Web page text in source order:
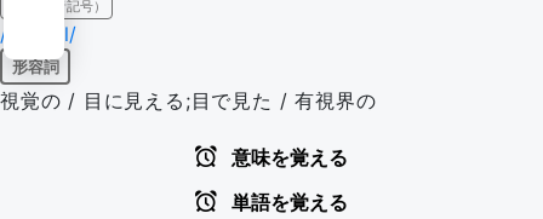
IPA（発音記号）
/'vɪʒuəl/
形容詞
視覚の / 目に見える;目で見た / 有視界の
意味を覚える
単語を覚える